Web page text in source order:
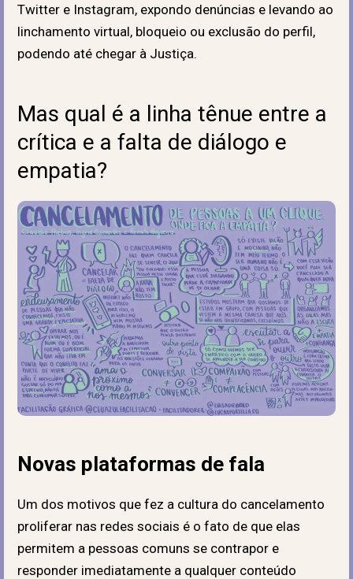
Twitter e Instagram, expondo denúncias e levando ao
linchamento virtual, bloqueio ou exclusão do perfil,
podendo até chegar à Justiça.
Mas qual é a linha tênue entre a
crítica e a falta de diálogo e
empatia?
Novas plataformas de fala
Um dos motivos que fez a cultura do cancelamento
proliferar nas redes sociais é o fato de que elas
permitem a pessoas comuns se contrapor e
responder imediatamente a qualquer conteúdo